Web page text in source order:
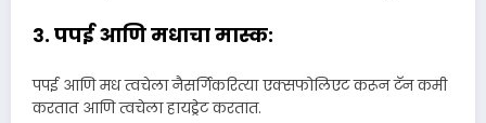
३. पपई आणि मधाचा मास्क:
पपई आणि मध त्वचेला नैसर्गिकरित्या एक्सफोलिएट करून टॅन कमी
करतात आणि त्वचेला हायड्रेट करतात.